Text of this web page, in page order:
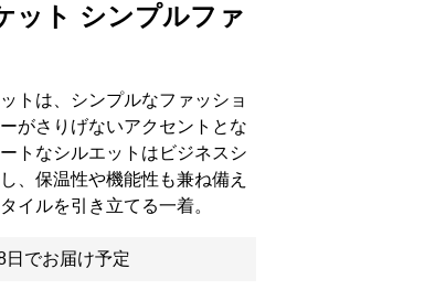
ット シンプルファ
トは、シンプルなファッショ
がさりげないアクセントとな
トなシルエットはビジネスシ
、保温性や機能性も兼ね備え
イルを引き立てる一着。
日でお届け予定